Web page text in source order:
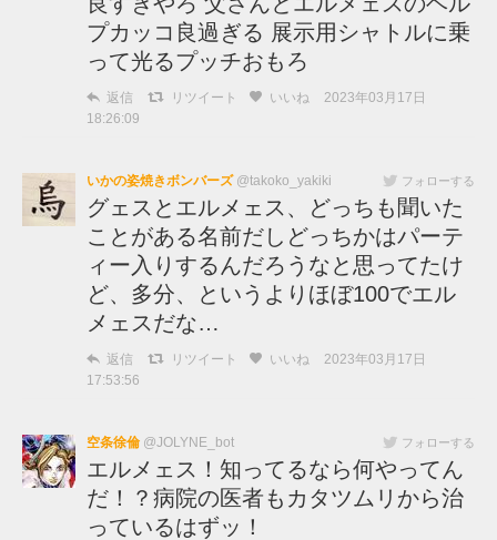
プカッコ良過ぎる 展示用シャトルに乗
って光るプッチおもろ
返信 リツイート いいね
2023年03月17日
18:26:09
いかの姿焼きボンバーズ @takoko_yakiki フォローする
グェスとエルメェス、どっちも聞いた
ことがある名前だしどっちかはパーテ
ィー入りするんだろうなと思ってたけ
ど、多分、というよりほぼ100でエル
メェスだな…
返信 リツイート いいね
2023年03月17日
17:53:56
空条徐倫 @JOLYNE_bot フォローする
エルメェス！知ってるなら何やってん
だ！？病院の医者もカタツムリから治
っているはずッ！